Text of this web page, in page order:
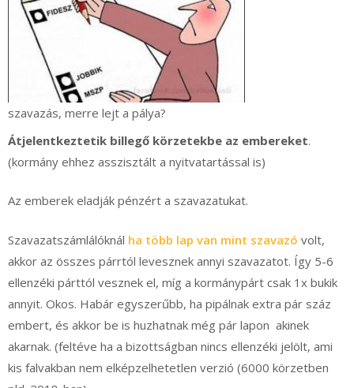
szavazás, merre lejt a pálya?
Átjelentkeztetik billegő körzetekbe az embereket.
(kormány ehhez asszisztált a nyitvatartással is)
Az emberek eladják pénzért a szavazatukat.
Szavazatszámlálóknál ha több lap van mint szavazó volt,
akkor az összes párrtól levesznek annyi szavazatot. Így 5-6
ellenzéki párttól vesznek el, míg a kormánypárt csak 1x bukik
annyit. Okos. Habár egyszerűbb, ha pipálnak extra pár száz
embert, és akkor be is huzhatnak még pár lapon akinek
akarnak. (feltéve ha a bizottságban nincs ellenzéki jelölt, ami
kis falvakban nem elképzelhetetlen verzió (6000 körzetben